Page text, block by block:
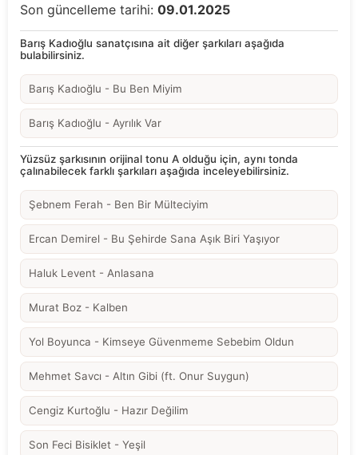
Son güncelleme tarihi: 09.01.2025
Barış Kadıoğlu sanatçısına ait diğer şarkıları aşağıda
bulabilirsiniz.
Barış Kadıoğlu - Bu Ben Miyim
Barış Kadıoğlu - Ayrılık Var
Yüzsüz şarkısının orijinal tonu A olduğu için, aynı tonda
çalınabilecek farklı şarkıları aşağıda inceleyebilirsiniz.
Şebnem Ferah - Ben Bir Mülteciyim
Ercan Demirel - Bu Şehirde Sana Aşık Biri Yaşıyor
Haluk Levent - Anlasana
Murat Boz - Kalben
Yol Boyunca - Kimseye Güvenmeme Sebebim Oldun
Mehmet Savcı - Altın Gibi (ft. Onur Suygun)
Cengiz Kurtoğlu - Hazır Değilim
Son Feci Bisiklet - Yeşil